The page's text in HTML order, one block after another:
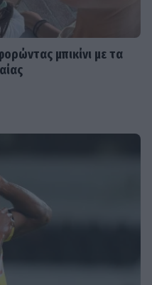
μπικίνι με τα